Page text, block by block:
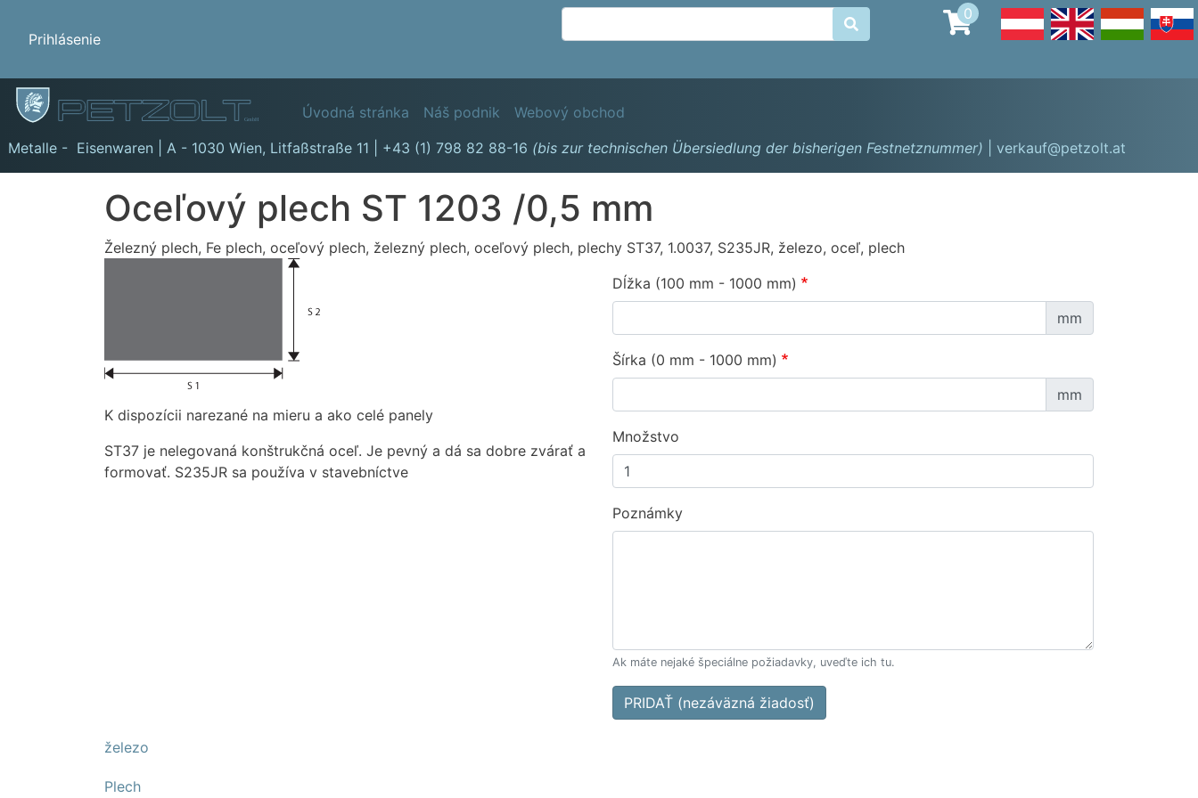
Skočiť
obsah
Benutzermenü
Prihlásenie

0
GmbH Hauptnavigation
Úvodná stránka Náš podnik
Webový obchod
Metalle - Eisenwaren | A - 1030 Wien, Litfaßstraße 11 +43 (1) 798 82 88-16 (bis zur technischen Übersiedlung der bisherigen Festnetznummer) | verkauf@petzolt.at
Oceľový plech ST 1203 /0,5 mm
Železný plech, Fe plech, oceľový plech, železný plech, oceľový plech, plechy ST37, 1.0037, S235JR, železo, oceľ, plech
K dispozícii narezané na mieru a ako celé panely
ST37 je nelegovaná konštrukčná oceľ. Je pevný a dá sa dobre zvárať a
formovať. S235JR sa používa v stavebníctve
Dĺžka (100 mm - 1000 mm)
mm
Šírka (0 mm - 1000 mm)
mm
Množstvo
Poznámky
Ak máte nejaké špeciálne požiadavky, uveďte ich tu.
PRIDAŤ (nezáväzná žiadosť)
železo
Plech